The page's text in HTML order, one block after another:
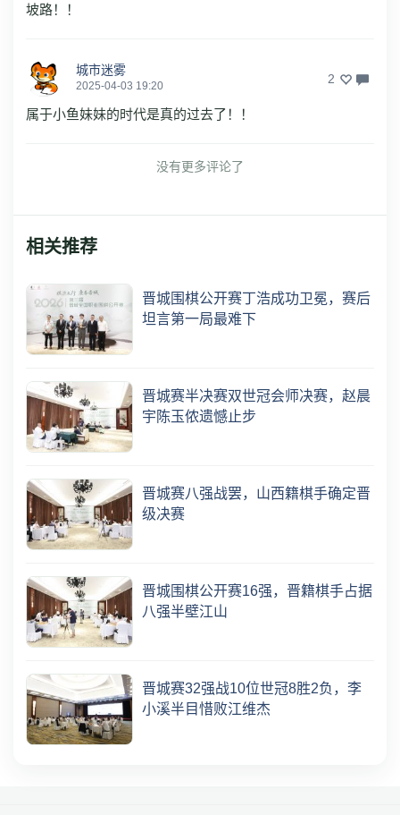
坡路！！
城市迷雾
2025-04-03 19:20 2
属于小鱼妹妹的时代是真的过去了！！
没有更多评论了
相关推荐
晋城围棋公开赛丁浩成功卫冕，赛后
坦言第一局最难下
晋城赛半决赛双世冠会师决赛，赵晨
宇陈玉侬遗憾止步
晋城赛八强战罢，山西籍棋手确定晋
级决赛
晋城围棋公开赛16强，晋籍棋手占据
八强半壁江山
晋城赛32强战10位世冠8胜2负，李
小溪半目惜败江维杰